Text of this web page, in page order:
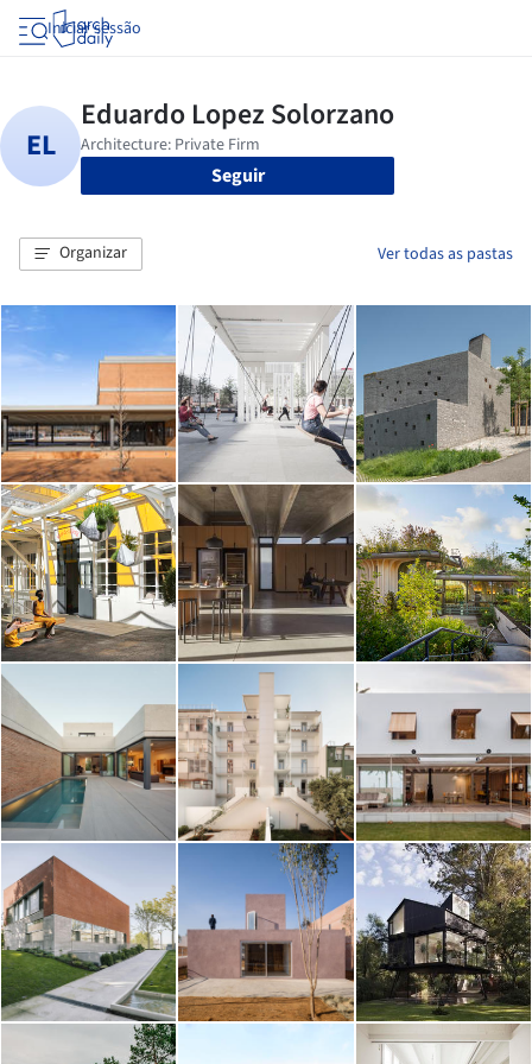
Iniciar sessão
Seguir
Organizar Ver todas as pastas